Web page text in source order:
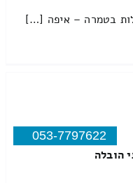
בטמרה – איפה […]
053-7797622
הובלה